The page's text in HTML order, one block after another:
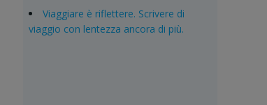
Viaggiare è riflettere. Scrivere di
viaggio con lentezza ancora di più.